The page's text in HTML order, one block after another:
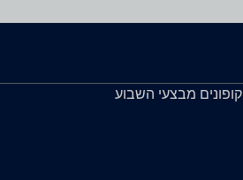
קופונים מבצעי השבוע